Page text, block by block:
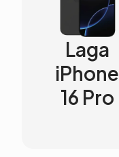
Laga
iPhone
16 Pro